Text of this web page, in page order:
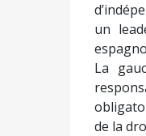
un
La
de la